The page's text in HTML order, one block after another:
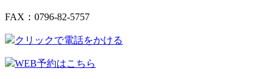
FAX：0796-82-5757
クリックで電話をかける
WEB予約はこちら